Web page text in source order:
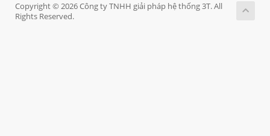
Copyright © 2026 Công ty TNHH giải pháp hệ thống 3T. All
Rights Reserved.